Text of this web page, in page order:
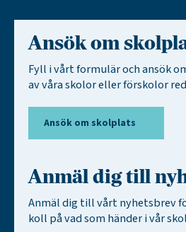
Ansök om
Fyll i vårt formulär och ansök
av våra skolor eller förskolor
Ansök om skolplats
Anmäl dig till
Anmäl dig till vårt nyhetsbrev
koll på vad som händer i vår